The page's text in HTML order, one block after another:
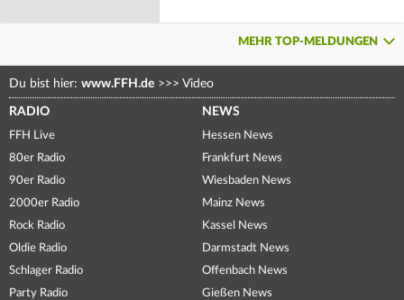
MEHR TOP-MELDUNGEN
Du bist hier: www.FFH.de >>> Video
RADIO
FFH Live
80er Radio
90er Radio
2000er Radio
Rock Radio
Oldie Radio
Schlager Radio
Party Radio
NEWS
Hessen News
Frankfurt News
Wiesbaden News
Mainz News
Kassel News
Darmstadt News
Offenbach News
Gießen News